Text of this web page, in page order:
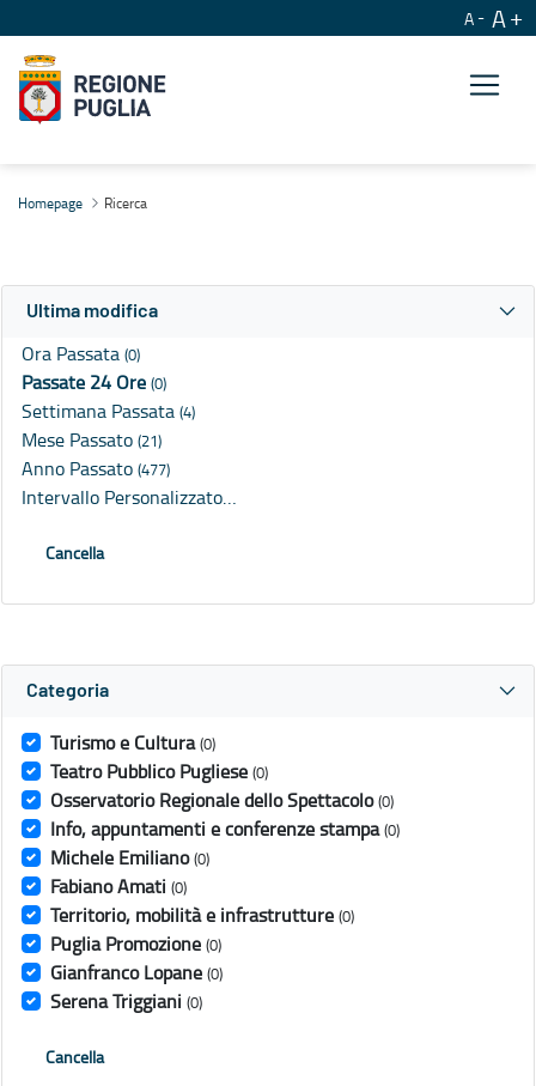
A A
Homepage Ricerca
Ultima modifica
Ora Passata (0)
Passate 24 Ore (0)
Settimana Passata (4)
Mese Passato (21)
Anno Passato (477)
Intervallo Personalizzato…
Cancella
Categoria
Turismo e Cultura (0)
Teatro Pubblico Pugliese (0)
Osservatorio Regionale dello Spettacolo (0)
Info, appuntamenti e conferenze stampa (0)
Michele Emiliano (0)
Fabiano Amati (0)
Territorio, mobilità e infrastrutture (0)
Puglia Promozione (0)
Gianfranco Lopane (0)
Serena Triggiani (0)
Cancella